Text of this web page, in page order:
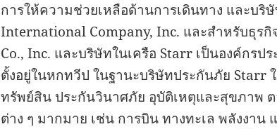
การให้ความช่วยเหลือด้านการเดินทาง และบริ
International Company, Inc. และสำหรับธุรกิ
Co., Inc. และบริษัทในเครือ Starr เป็นองค์กร
ตั้งอยู่ในหกทวีป ในฐานะบริษัทประกันภัย
ทรัพย์สิน ประกันวินาศภัย อุบัติเหตุและสุขภาพ
ต่าง ๆ มากมาย เช่น การบิน ทางทะเล พลังงาน